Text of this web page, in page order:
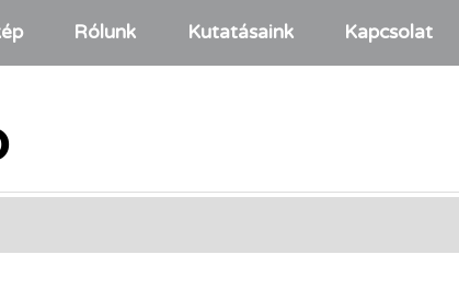
Rólunk Kutatásaink Kapcsolat